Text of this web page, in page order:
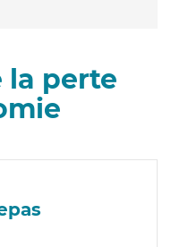
la perte